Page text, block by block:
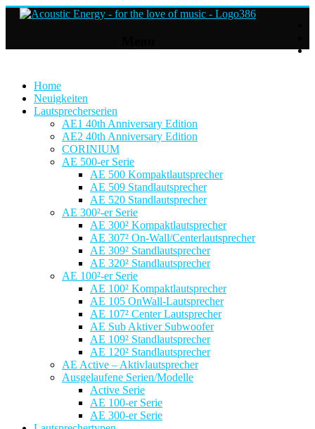
Home
Neuigkeiten
Lautsprecherserien
AE1 40th Anniversary Edition
AE2 40th Anniversary Edition
CORINIUM
AE 500-er Serie
AE 500 Kompaktlautsprecher
AE 509 Standlautsprecher
AE 520 Standlautsprecher
AE 300²-er Serie
AE 300² Kompaktlautsprecher
AE 307² On-Wall/Centerlautsprecher
AE 309² Standlautsprecher
AE 320² Standlautsprecher
AE 100²-er Serie
AE 100² Kompaktlautsprecher
AE 105 OnWall-Lautsprecher
AE 107² Center Lautsprecher
AE Sub Aktiver Subwoofer
AE 109² Standlautsprecher
AE 120² Standlautsprecher
AE Active – Aktivlautsprecher
Ausgelaufene Serien/Modelle
Active Serie
AE 100-er Serie
AE 300-er Serie
Lautsprecher